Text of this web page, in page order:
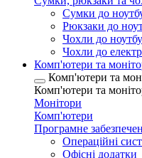
Сумки до
Рюкзаки до
Чохли до
Чохли до
Комп'ютери та
Комп'ютери та
Комп'ютери та
Монітори
Комп'ютери
Програмне
Операційні
Офісні додатки